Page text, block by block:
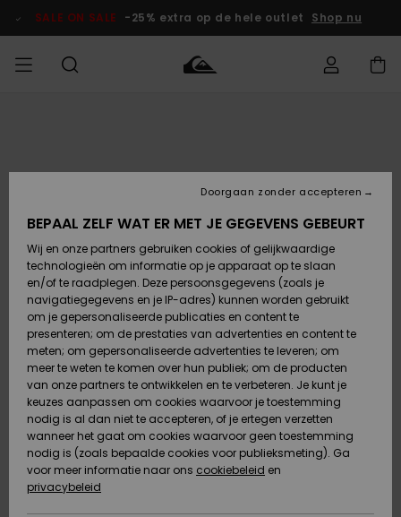
Productinformatie
SALE ON SALE -25% extra op de hele outlet Shop nu
Accessoires
Schoenen &
Slippers
Surf /
Water
Snow
Nieuw
JONGENS
Accessoires
Schoenen &
Slippers
Surf /
Water
Sneeuw
Nieuw
DAMES
Highlights
Snow
SURF
Surf Shop
Highlights
Community
SNOW
Snow Shop
Dames
Snow Shop
Highlights
Gemeenschap
SALE ON
SALE
Kinderen
VROUW
OUTLET
Regio- En
Taalinstellingen
Retouren
Betaling
Giftcard
Quiksilver
Freedom
Gegevensbescherming
BEPAAL ZELF WAT ER MET JE GEGEVENS GEBEURT
Wij en onze partners gebruiken cookies of gelijkwaardige
technologieën om informatie op je apparaat op te slaan
en/of te raadplegen. Deze persoonsgegevens (zoals je
navigatiegegevens en je IP-adres) kunnen worden gebruikt
om je gepersonaliseerde publicaties en content te
presenteren; om de prestaties van advertenties en content te
meten; om gepersonaliseerde advertenties te leveren; om
meer te weten te komen over hun publiek; om de producten
van onze partners te ontwikkelen en te verbeteren. Je kunt je
keuzes aanpassen om cookies waarvoor je toestemming
nodig is al dan niet te accepteren, of je ertegen verzetten
wanneer het gaat om cookies waarvoor geen toestemming
nodig is (zoals bepaalde cookies voor publieksmeting). Ga
voor meer informatie naar ons cookiebeleid en
privacybeleid
Doorgaan zonder accepteren